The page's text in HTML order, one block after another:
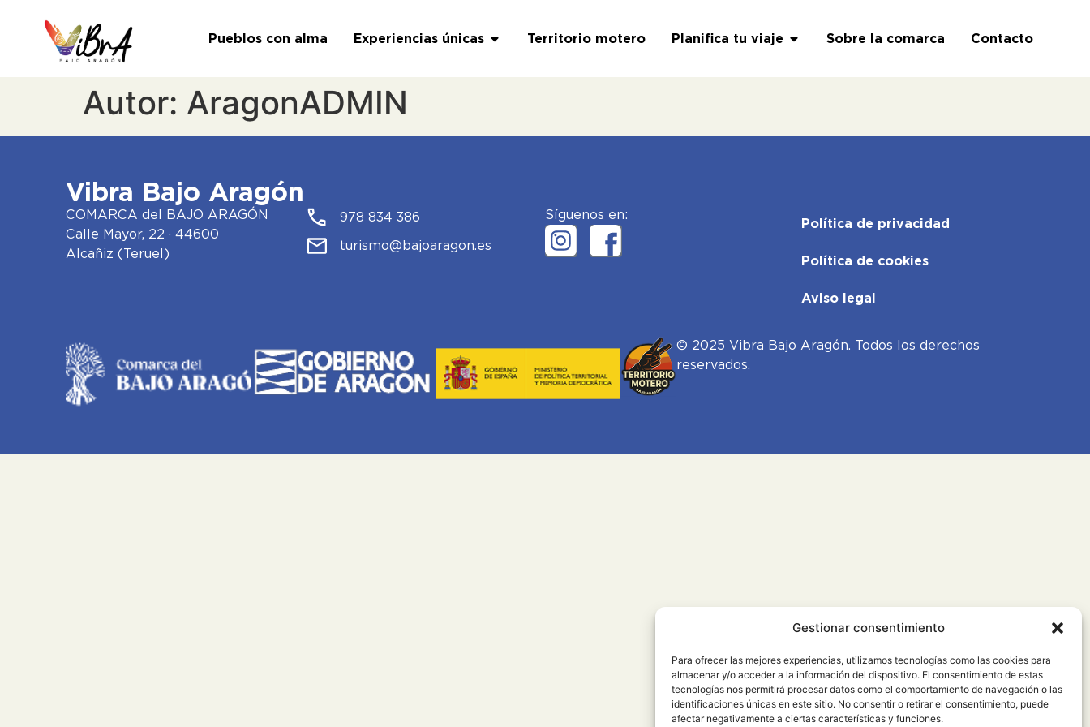
Gestionar consentimiento
Para ofrecer las mejores experiencias, utilizamos tecnologías como las cookies para
almacenar y/o acceder a la información del dispositivo. El consentimiento de estas
tecnologías nos permitirá procesar datos como el comportamiento de navegación o las
identificaciones únicas en este sitio. No consentir o retirar el consentimiento, puede
afectar negativamente a ciertas características y funciones.
Pueblos con alma Experiencias únicas Territorio motero Planifica tu viaje Sobre la comarca Contacto
Autor: AragonADMIN
Vibra Bajo Aragón
COMARCA del BAJO ARAGÓN
Calle Mayor, 22 · 44600
Alcañiz (Teruel)
978 834 386
turismo@bajoaragon.es
Síguenos en:
Política de privacidad
Política de cookies
Aviso legal
© 2025 Vibra Bajo Aragón. Todos los derechos
reservados.